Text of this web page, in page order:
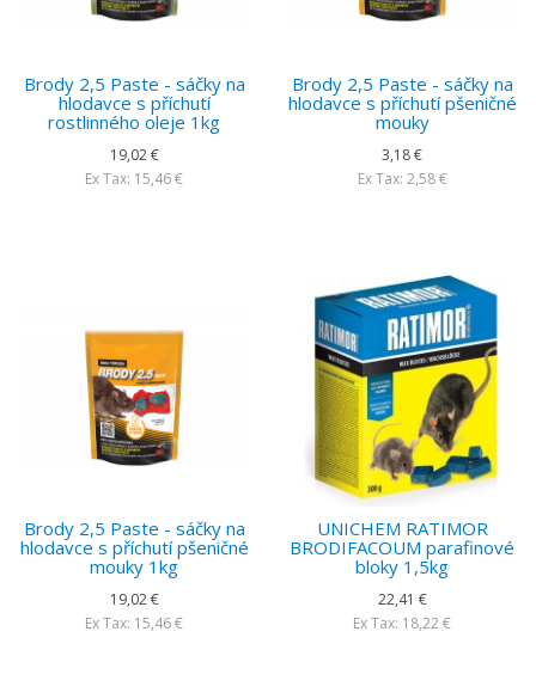
Brody 2,5 Paste - sáčky na
hlodavce s příchutí
rostlinného oleje 1kg
19,02 €
Ex Tax: 15,46 €
Brody 2,5 Paste - sáčky na
hlodavce s příchutí pšeničné
mouky
3,18 €
Ex Tax: 2,58 €
Brody 2,5 Paste - sáčky na
hlodavce s příchutí pšeničné
mouky 1kg
19,02 €
Ex Tax: 15,46 €
UNICHEM RATIMOR
BRODIFACOUM parafinové
bloky 1,5kg
22,41 €
Ex Tax: 18,22 €